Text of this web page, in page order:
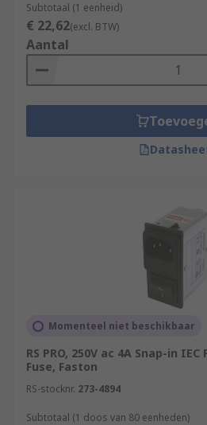
Subtotaal (1 eenheid)
€ 22,62(excl. BTW)
Aantal
Momenteel niet beschikbaar
RS PRO, 250V ac 4A Snap-in
Fuse, Faston
RS-stocknr. 273-4894
Subtotaal (1 doos van 80 eenheden)